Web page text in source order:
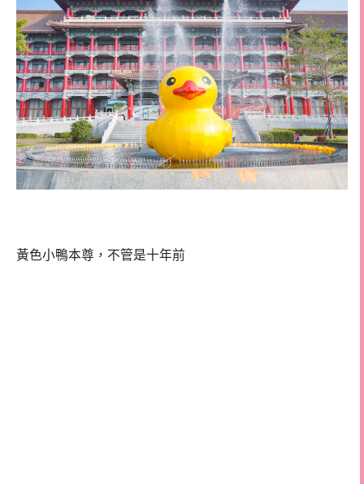
黃色小鴨本尊，不管是十年前